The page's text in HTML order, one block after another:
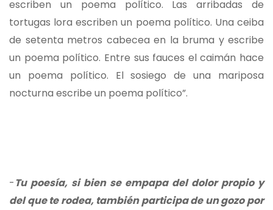
escriben un poema político. Las arribadas de
tortugas lora escriben un poema político. Una ceiba
de setenta metros cabecea en la bruma y escribe
un poema político. Entre sus fauces el caimán hace
un poema político. El sosiego de una mariposa
nocturna escribe un poema político”.
-Tu poesía, si bien se empapa del dolor propio y
del que te rodea, también participa de un gozo por